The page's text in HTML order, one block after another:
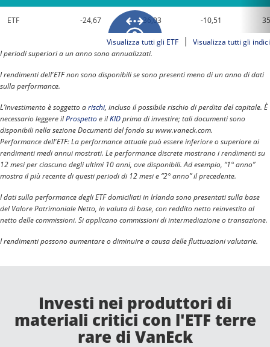
ETF -24,67 -36,03 -10,51
Visualizza tutti gli ETF |
Visualizza tutti gli indici
I periodi superiori a un anno sono annualizzati.
I rendimenti dell'ETF non sono disponibili se sono presenti meno di un anno di dati
sulla performance.
L’investimento è soggetto arischi, incluso il possibile rischio di perdita del capitale. È
necessario leggere ilProspettoe ilKIDprima di investire; tali documenti sono
disponibili nella sezione Documenti del fondo su www.vaneck.com.
Performance dell'ETF: La performance attuale può essere inferiore o superiore ai
rendimenti medi annui mostrati. Le performance discrete mostrano i rendimenti su
12 mesi per ciascuno degli ultimi 10 anni, ove disponibili. Ad esempio, “1° anno”
mostra il più recente di questi periodi di 12 mesi e “2° anno” il precedente.
I dati sulla performance degli ETF domiciliati in Irlanda sono presentati sulla base
del Valore Patrimoniale Netto, in valuta di base, con reddito netto reinvestito al
netto delle commissioni. Si applicano commissioni di intermediazione o transazione.
I rendimenti possono aumentare o diminuire a causa delle fluttuazioni valutarie.
Investi nei produttori di
materiali critici con l'ETF terre
rare di VanEck